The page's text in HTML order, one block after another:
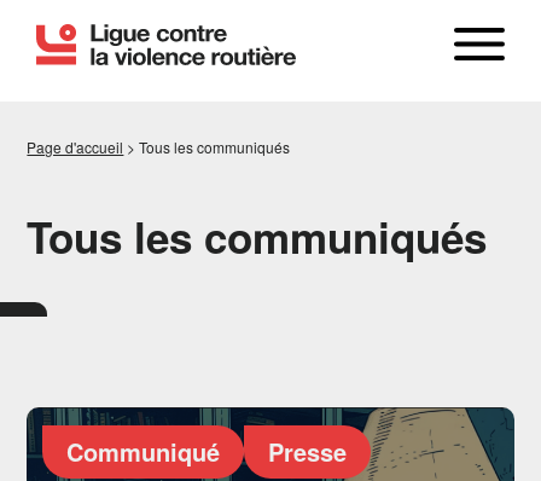
Page d'accueil >Tous les communiqués
Tous les communiqués
Communiqué Presse